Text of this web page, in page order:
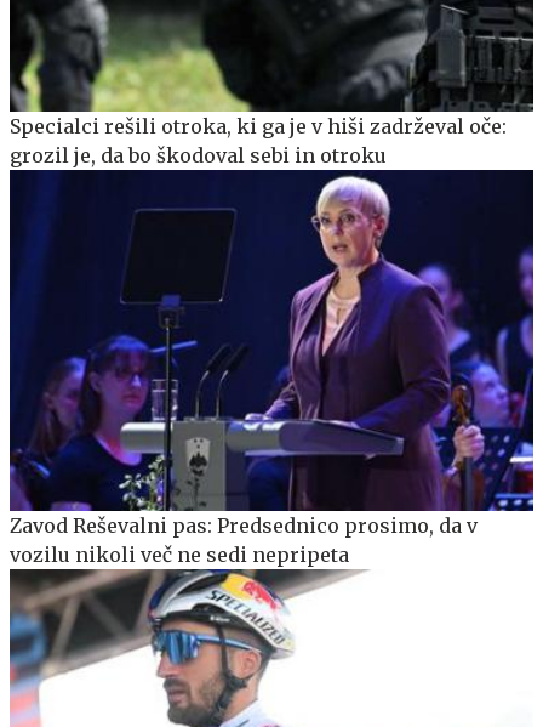
Specialci rešili otroka, ki ga je v hiši zadrževal oče:
grozil je, da bo škodoval sebi in otroku
Zavod Reševalni pas: Predsednico prosimo, da v
vozilu nikoli več ne sedi nepripeta